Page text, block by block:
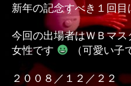
新年の記念すべき１回
今回の出場者はＷＢマ
女性です
（可愛い子
２００８／１２／２２